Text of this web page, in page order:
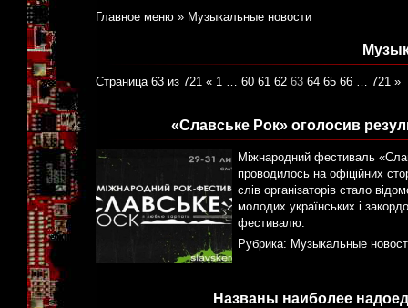
Главное меню » Музыкальные новости
Страница 63 из 721 « 1 … 60 61 62 63 64 65 66 … 721 »
«Славське Рок» оголосив
Міжнародний фестиваль
проводилось на офіційних
слів організаторів стало
молодих українських і
фестивалю.
Рубрика: Музыкальные
Названы наиболее